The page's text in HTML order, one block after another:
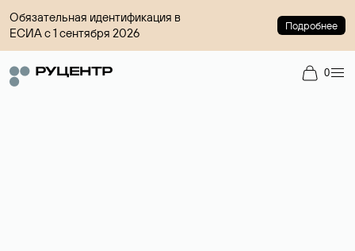
Обязательная идентификация в
ЕСИА с 1 сентября 2026
Подробнее
0